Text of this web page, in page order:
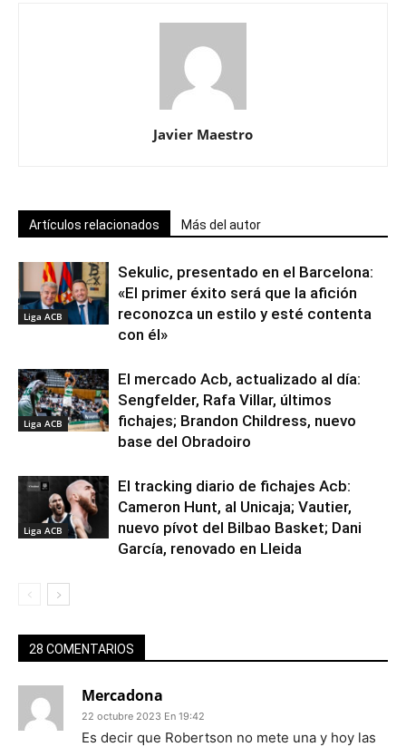
Javier Maestro
Artículos relacionados Más del autor
Liga ACB
Sekulic, presentado en el Barcelona:
«El primer éxito será que la afición
reconozca un estilo y esté contenta
con él»
Liga ACB
El mercado Acb, actualizado al día:
Sengfelder, Rafa Villar, últimos
fichajes; Brandon Childress, nuevo
base del Obradoiro
Liga ACB
El tracking diario de fichajes Acb:
Cameron Hunt, al Unicaja; Vautier,
nuevo pívot del Bilbao Basket; Dani
García, renovado en Lleida
28 COMENTARIOS
Mercadona
22 octubre 2023 En 19:42
Es decir que Robertson no mete una y hoy las